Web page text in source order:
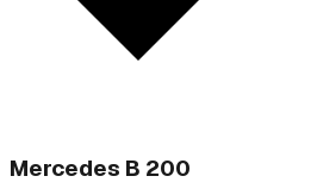
Mercedes B 200